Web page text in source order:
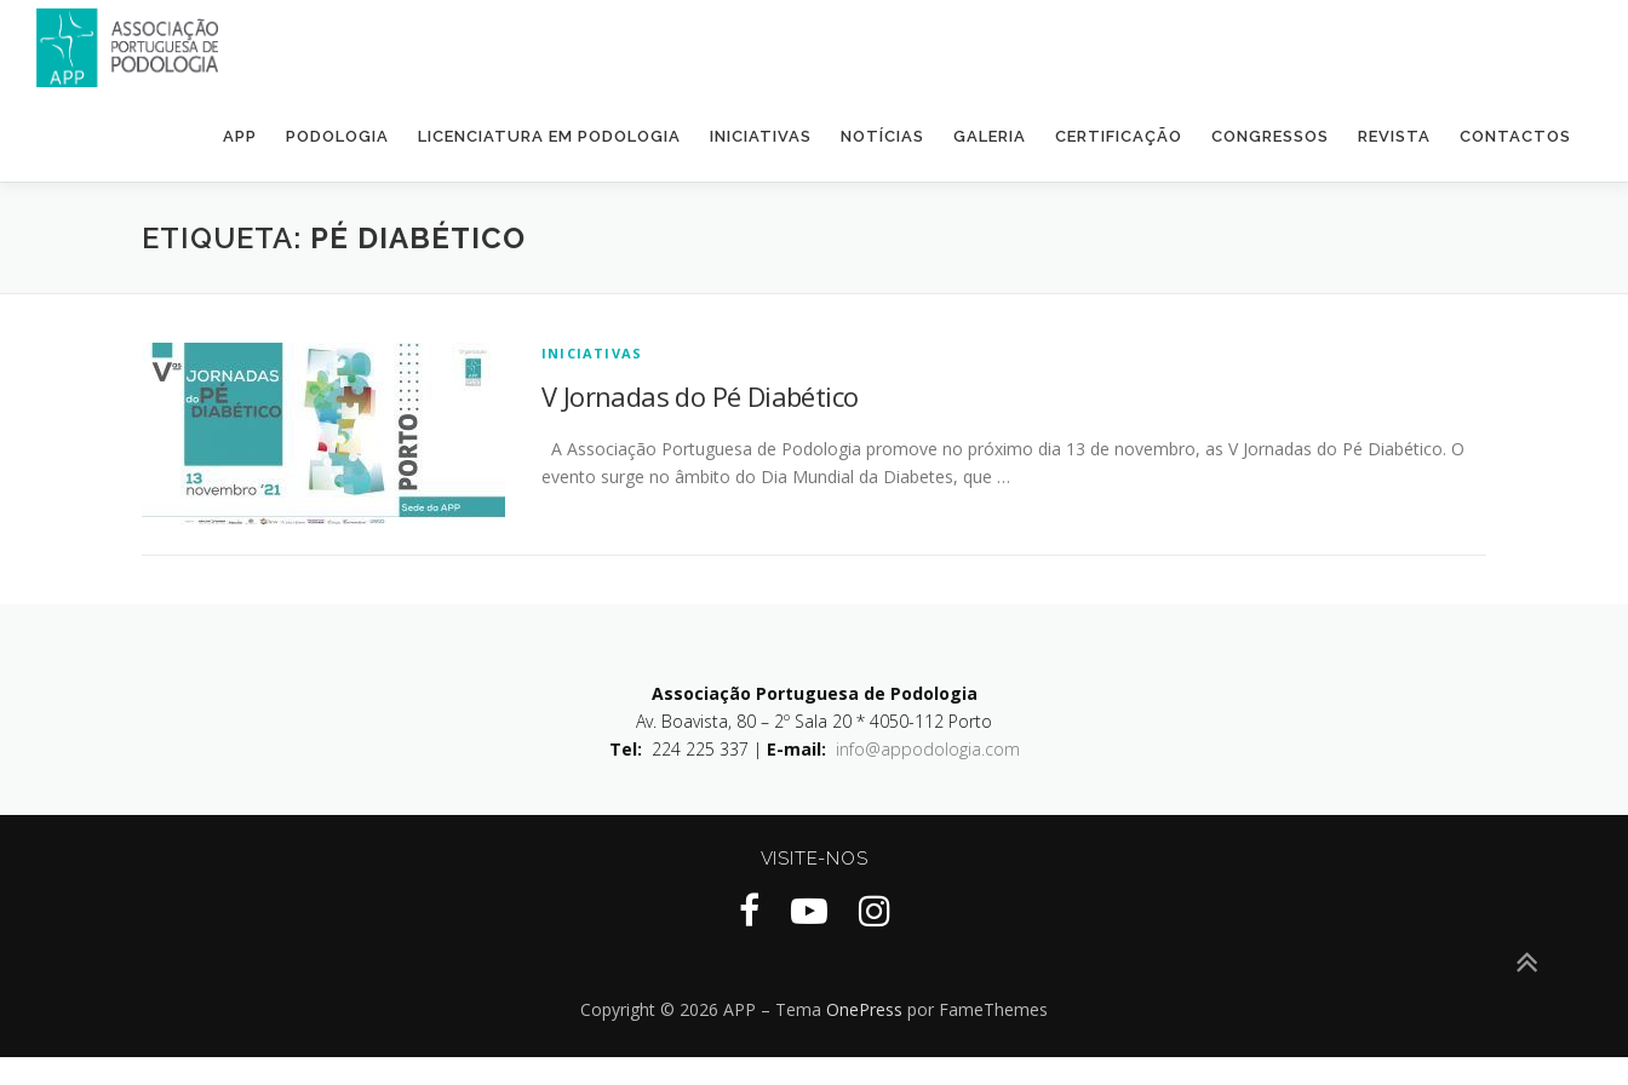
APP PODOLOGIA LICENCIATURA EM PODOLOGIA INICIATIVAS NOTÍCIAS GALERIA CERTIFICAÇÃO CONGRESSOS REVISTA CONTACTOS
ETIQUETA: PÉ DIABÉTICO
INICIATIVAS
V Jornadas do Pé Diabético
A Associação Portuguesa de Podologia promove no próximo dia 13 de novembro, as V Jornadas do Pé Diabético. O
evento surge no âmbito do Dia Mundial da Diabetes, que …
Associação Portuguesa de Podologia
Av. Boavista, 80 – 2º Sala 20 * 4050-112 Porto
Tel: 224 225 337 | E-mail: info@appodologia.com
VISITE-NOS
Copyright © 2026 APP – Tema OnePress por FameThemes